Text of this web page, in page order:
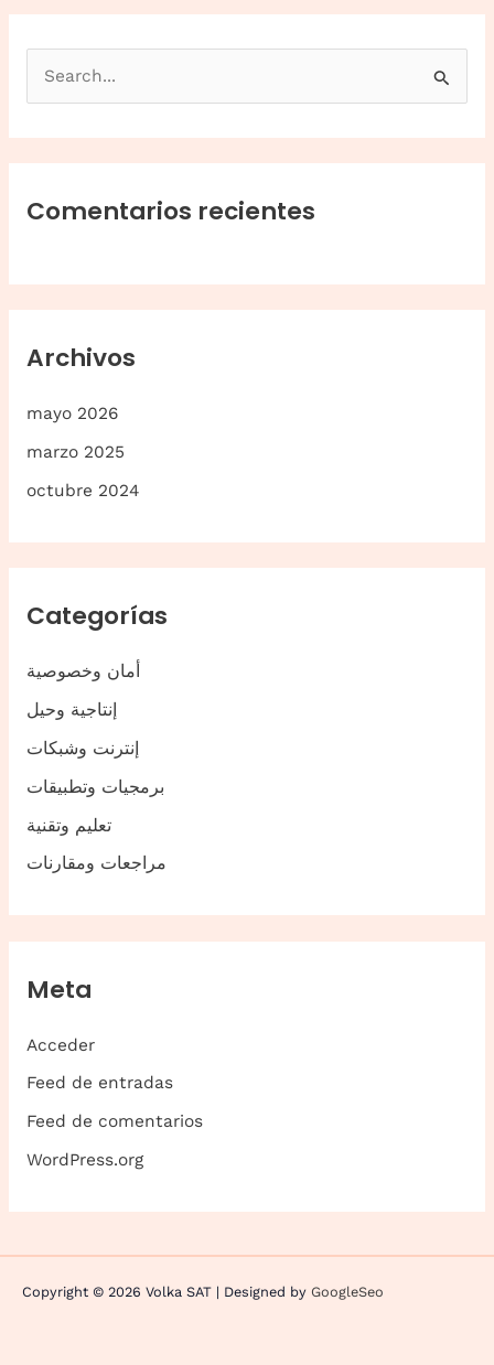
u
c
a
:
Comentarios recientes
Archivos
mayo 2026
marzo 2025
octubre 2024
Categorías
أمان وخصوصية
إنتاجية وحيل
إنترنت وشبكات
برمجيات وتطبيقات
تعليم وتقنية
مراجعات ومقارنات
Meta
Acceder
Feed de entradas
Feed de comentarios
WordPress.org
Copyright © 2026 Volka SAT | Designed by GoogleSeo